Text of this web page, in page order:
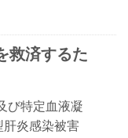
救済するた
び特定血液凝
肝炎感染被害